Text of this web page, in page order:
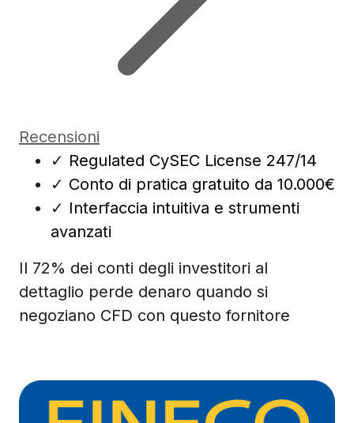
Recensioni
✓ Regulated CySEC License 247/14
✓ Conto di pratica gratuito da 10.000€
✓ Interfaccia intuitiva e strumenti
avanzati
Il 72% dei conti degli investitori al
dettaglio perde denaro quando si
negoziano CFD con questo fornitore